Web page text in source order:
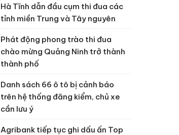
Hà Tĩnh dẫn đầu cụm thi đua các
tỉnh miền Trung và Tây nguyên
Phát động phong trào thi đua
chào mừng Quảng Ninh trở thành
thành phố
Danh sách 66 ô tô bị cảnh báo
trên hệ thống đăng kiểm, chủ xe
cần lưu ý
Agribank tiếp tục ghi dấu ấn Top